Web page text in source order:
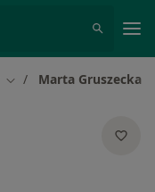
Zmień miasto
Marta Gruszecka